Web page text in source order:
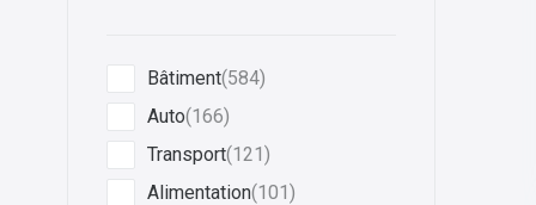
Bâtiment(584)
Auto(166)
Transport(121)
Alimentation(101)